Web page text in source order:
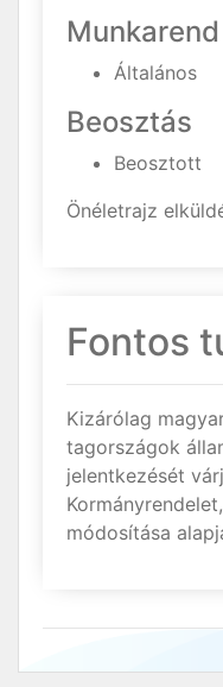
Munkarend
Általános
Beosztás
Beosztott
Önéletrajz
Fontos
Kizárólag
tagországok
jelentkezését
módosítása